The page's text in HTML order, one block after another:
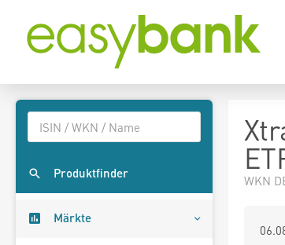
Produktfinder
Märkte
WKN